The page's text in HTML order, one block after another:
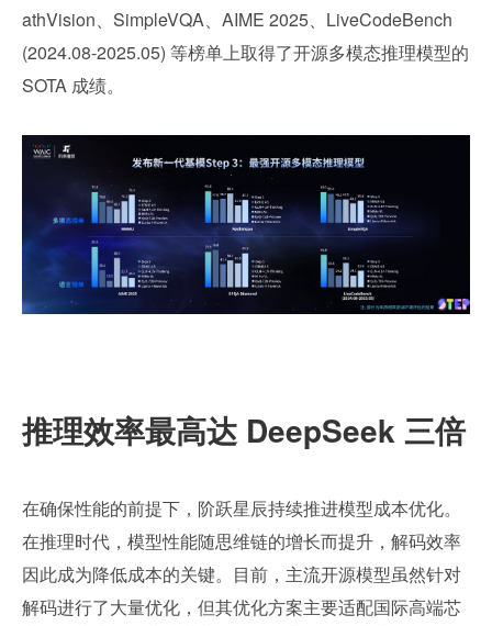
athVision、SimpleVQA、AIME 2025、LiveCodeBench
(2024.08-2025.05) 等榜单上取得了开源多模态推理模型的
SOTA 成绩。
推理效率最高达 DeepSeek 三倍
在确保性能的前提下，阶跃星辰持续推进模型成本优化。
在推理时代，模型性能随思维链的增长而提升，解码效率
因此成为降低成本的关键。目前，主流开源模型虽然针对
解码进行了大量优化，但其优化方案主要适配国际高端芯